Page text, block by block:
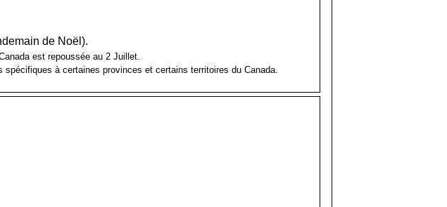
de Noël).
est repoussée au 2 Juillet.
à certaines provinces et certains territoires du Canada.